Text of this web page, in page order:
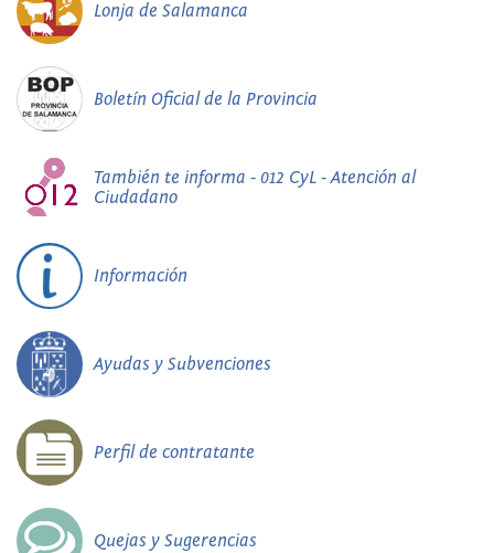
Lonja de Salamanca
Boletín Oficial de la Provincia
También te informa - 012 CyL - Atención al
Ciudadano
Información
Ayudas y Subvenciones
Perfil de contratante
Quejas y Sugerencias